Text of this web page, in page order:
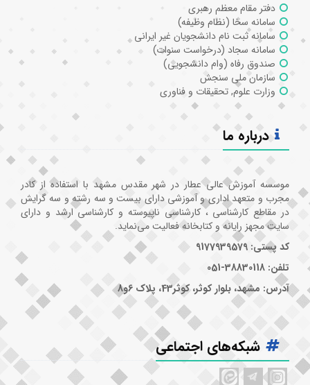
دفتر مقام معظم رهبری
سامانه سخا (نظام وظیفه)
سامانه ثبت نام دانشجویان غیر ایرانی
سامانه سجاد (درخواست سنوات)
صندوق رفاه (وام دانشجویی)
سازمان ملی سنجش
وزارت علوم, تحقیقات و فناوری
درباره ما
موسسه آموزش عالی عطار در شهر مقدس مشهد با استفاده از کادر
مجرب و متعهد اداری و آموزشی دارای بیست و سه رشته و سه گرایش
در مقاطع کارشناسی ، کارشناسی ناپیوسته و کارشناسی ارشد و دارای
سایت مجهز رایانه و کتابخانه فعالیت می‌نماید.
کد پستی: 9177939579
تلفن: 38830118-051
آدرس: مشهد، بلوار کوثر، کوثر43، پلاک 6و8
شبکه‌های اجتماعی